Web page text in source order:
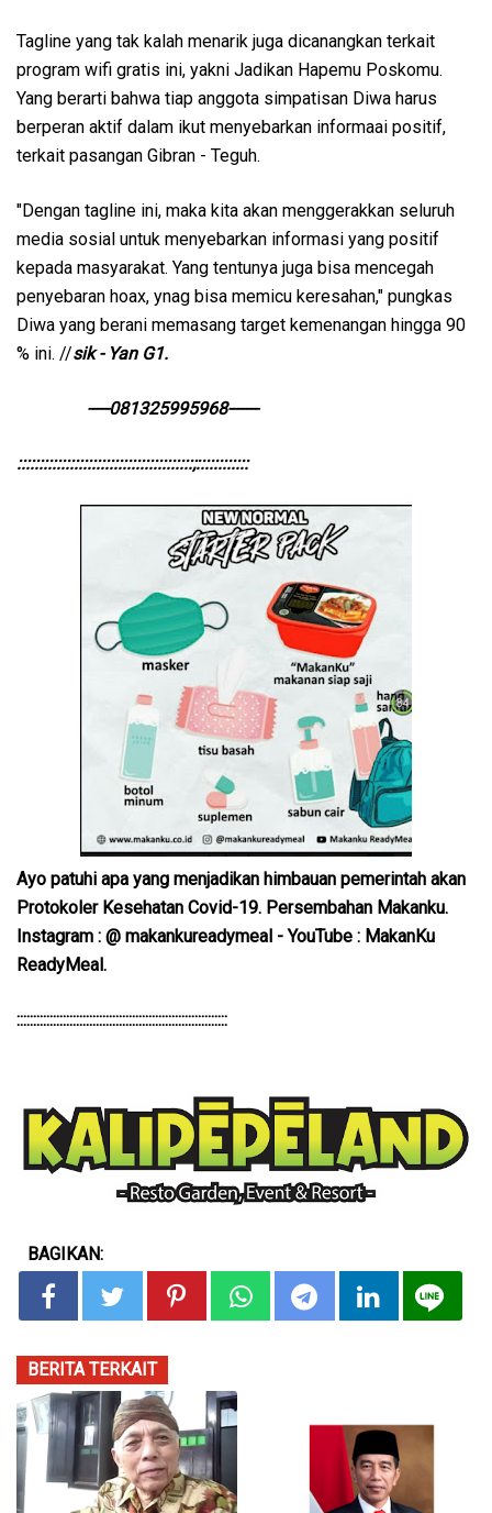
Tagline yang tak kalah menarik juga dicanangkan terkait
program wifi gratis ini, yakni Jadikan Hapemu Poskomu.
Yang berarti bahwa tiap anggota simpatisan Diwa harus
berperan aktif dalam ikut menyebarkan informaai positif,
terkait pasangan Gibran - Teguh.
"Dengan tagline ini, maka kita akan menggerakkan seluruh
media sosial untuk menyebarkan informasi yang positif
kepada masyarakat. Yang tentunya juga bisa mencegah
penyebaran hoax, ynag bisa memicu keresahan," pungkas
Diwa yang berani memasang target kemenangan hingga 90
% ini. //sik - Yan G1.
-----081325995968-------
::::::::::::::::::::::::::::::::::::::::;::::::::::::
Ayo patuhi apa yang menjadikan himbauan pemerintah akan
Protokoler Kesehatan Covid-19. Persembahan Makanku.
Instagram : @ makankureadymeal - YouTube : MakanKu
ReadyMeal.
::::::::::::::::::::::::::::::::::::::::::::::::::::::::::::::::
BAGIKAN:
BERITA TERKAIT